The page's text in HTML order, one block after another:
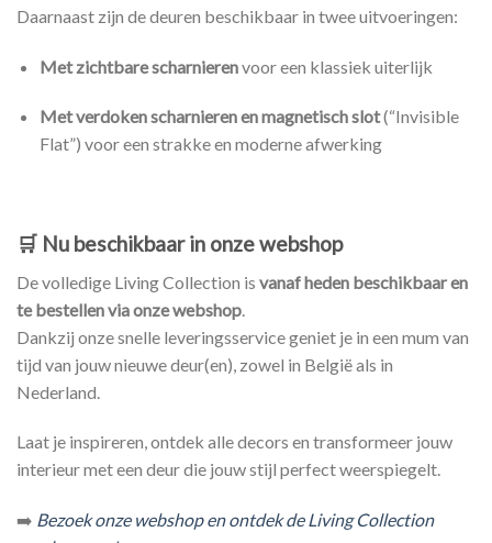
Daarnaast zijn de deuren beschikbaar in twee uitvoeringen:
Met zichtbare scharnierenvoor een klassiek uiterlijk
Met verdoken scharnieren en magnetisch slot(“Invisible
Flat”) voor een strakke en moderne afwerking
🛒 Nu beschikbaar in onze webshop
De volledige Living Collection is vanaf heden beschikbaar en
te bestellen via onze webshop
Dankzij onze snelle leveringsservice geniet je in een mum van
tijd van jouw nieuwe deur(en), zowel in België als in
Nederland.
Laat je inspireren, ontdek alle decors en transformeer jouw
interieur met een deur die jouw stijl perfect weerspiegelt.
➡️ Bezoek onze webshop en ontdek de Living Collection